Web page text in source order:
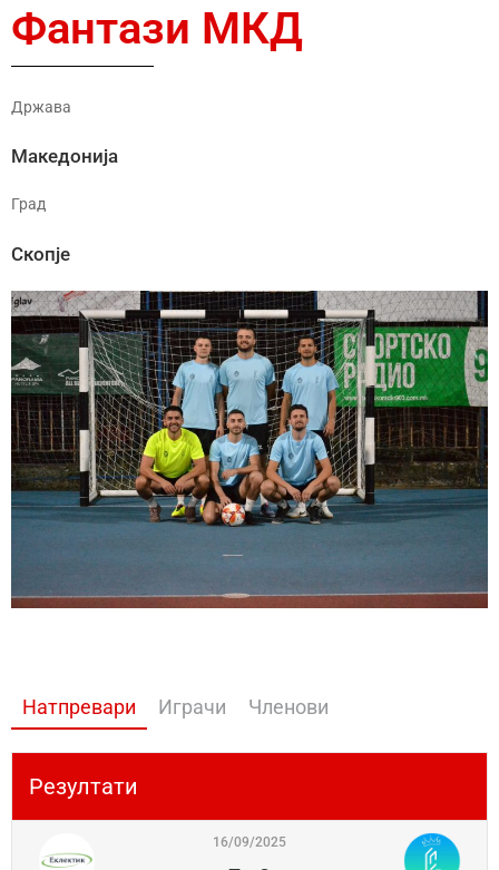
Фантази МКД
Држава
Македонија
Град
Скопје
Натпревари Играчи Членови
Резултати
16/09/2025